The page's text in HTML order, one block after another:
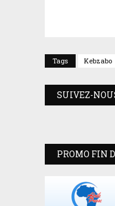
Tags Kebzabo
SUIVEZ-
PROMO FIN